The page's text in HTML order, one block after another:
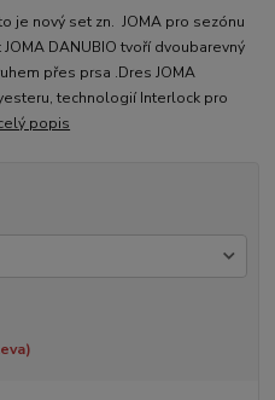
je nový set zn. JOMA pro sezónu
DANUBIO tvoří dvoubarevný
přes prsa .Dres JOMA
technologií Interlock pro
popis